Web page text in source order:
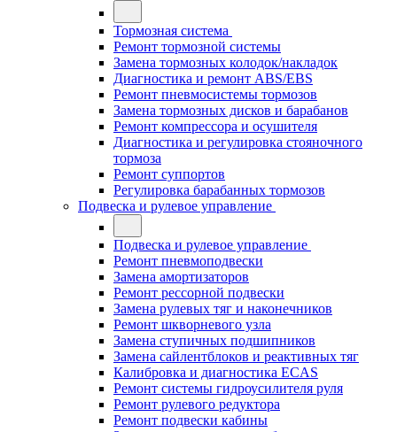
Тормозная система
Ремонт тормозной системы
Замена тормозных колодок/накладок
Диагностика и ремонт ABS/EBS
Ремонт пневмосистемы тормозов
Замена тормозных дисков и барабанов
Ремонт компрессора и осушителя
Диагностика и регулировка стояночного
тормоза
Ремонт суппортов
Регулировка барабанных тормозов
Подвеска и рулевое управление
Подвеска и рулевое управление
Ремонт пневмоподвески
Замена амортизаторов
Ремонт рессорной подвески
Замена рулевых тяг и наконечников
Ремонт шкворневого узла
Замена ступичных подшипников
Замена сайлентблоков и реактивных тяг
Калибровка и диагностика ECAS
Ремонт системы гидроусилителя руля
Ремонт рулевого редуктора
Ремонт подвески кабины